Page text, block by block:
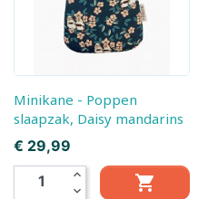
Minikane - Poppen
slaapzak, Daisy mandarins
Prijs
€ 29,99
expand_less
expand_more
